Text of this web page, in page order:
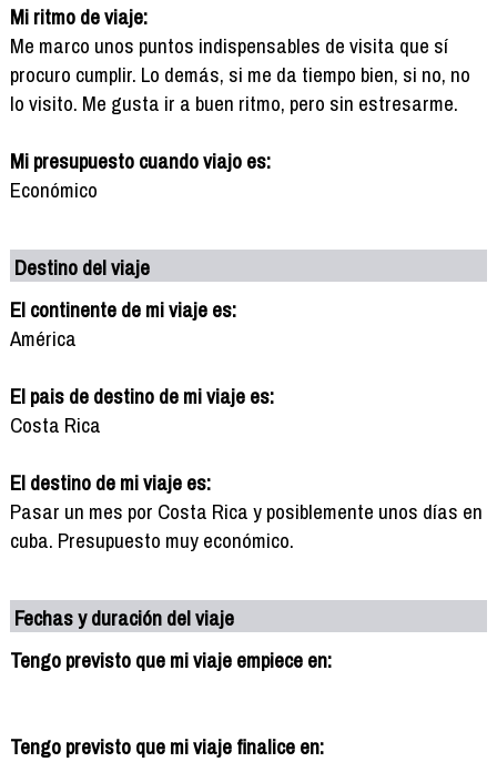
Mi ritmo de viaje:
Me marco unos puntos indispensables de visita que sí
procuro cumplir. Lo demás, si me da tiempo bien, si no, no
lo visito. Me gusta ir a buen ritmo, pero sin estresarme.
Mi presupuesto cuando viajo es:
Económico
Destino del viaje
El continente de mi viaje es:
América
El pais de destino de mi viaje es:
Costa Rica
El destino de mi viaje es:
Pasar un mes por Costa Rica y posiblemente unos días en
cuba. Presupuesto muy económico.
Fechas y duración del viaje
Tengo previsto que mi viaje empiece en:
Tengo previsto que mi viaje finalice en: